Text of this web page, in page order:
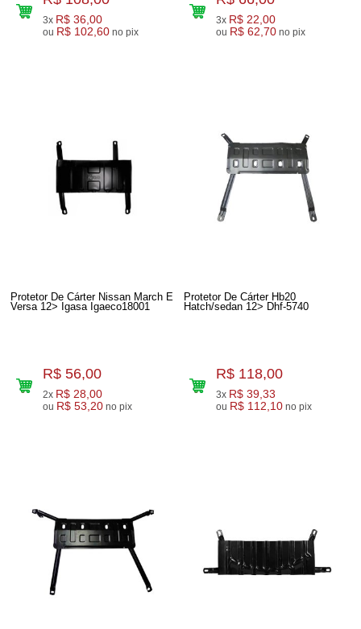
3x R$ 36,00
ou R$ 102,60 no pix
3x R$ 22,00
ou R$ 62,70 no pix
Protetor De Cárter Nissan March E
Versa 12> Igasa Igaeco18001
R$ 56,00
2x R$ 28,00
ou R$ 53,20 no pix
Protetor De Cárter Hb20
Hatch/sedan 12> Dhf-5740
R$ 118,00
3x R$ 39,33
ou R$ 112,10 no pix